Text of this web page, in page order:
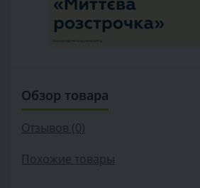
Обзор товара
Отзывов (0)
Похожие товары